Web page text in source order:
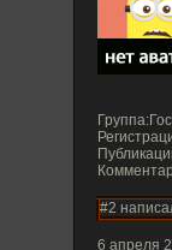
#2
6 апреля